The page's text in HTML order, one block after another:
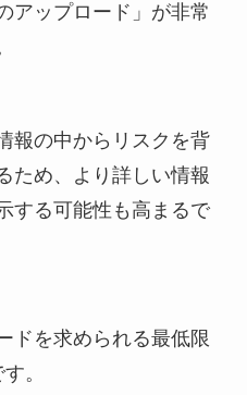
アップロード」が非常
報の中からリスクを背
ため、より詳しい情報
する可能性も高まるで
ドを求められる最低限
。